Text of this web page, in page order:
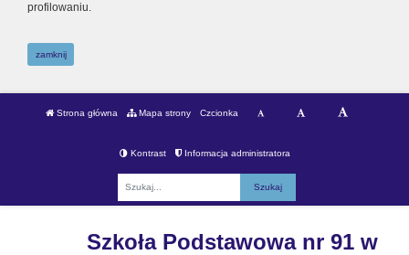
profilowaniu.
zamknij
Strona główna Mapa strony Czcionka
Kontrast Informacja administratora
Szkoła Podstawowa nr 91 w